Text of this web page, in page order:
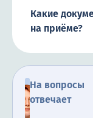
Какие
на приёме?
На вопросы
отвечает